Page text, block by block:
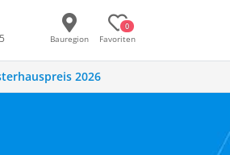
Bauregion
0
Favoriten
2026